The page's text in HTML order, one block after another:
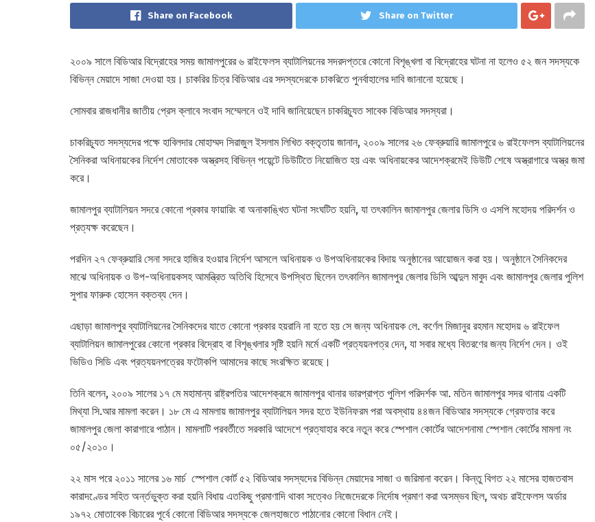
Share on Facebook Share on Twitter
২০০৯ সালে বিডিআর বিদ্রোহের সময় জামালপুরের ৬ রাইফেলস ব্যাটালিয়নের সদরদপ্তরে কোনো বিশৃঙ্খলা বা বিদ্রোহের ঘটনা না হলেও ৫২ জন সদস্যকে
বিভিন্ন মেয়াদে সাজা দেওয়া হয়। চাকরির চিত্র বিডিআর এর সদস্যদেরকে চাকরিতে পুনর্বাহালের দাবি জানানো হয়েছে।
সোমবার রাজধানীর জাতীয় প্রেস ক্লাবে সংবাদ সম্মেলনে ওই দাবি জানিয়েছেন চাকরিচ্যূত সাবেক বিডিআর সদস্যরা।
চাকরিচ্যূত সদস্যদের পক্ষে হাবিলদার মোহাম্মদ সিরাজুল ইসলাম লিখিত বক্তৃতায় জানান, ২০০৯ সালের ২৬ ফেব্রুয়ারি জামালপুরে ৬ রাইফেলস ব্যাটালিয়নের
সৈনিকরা অধিনায়কের নির্দেশ মোতাবেক অস্ত্রসহ বিভিন্ন পয়েন্টে ডিউটিতে নিয়োজিত হয় এবং অধিনায়কের আদেশক্রমেই ডিউটি শেষে অস্ত্রাগারে অস্ত্র জমা
করে।
জামালপুর ব্যাটালিয়ন সদরে কোনো প্রকার ফায়ারিং বা অনাকাঙ্খিত ঘটনা সংঘটিত হয়নি, যা তৎকালিন জামালপুর জেলার ডিসি ও এসপি মহোদয় পরিদর্শন ও
প্রত্যক্ষ করেছেন।
পরদিন ২৭ ফেব্রুয়ারি সেনা সদরে হাজির হওয়ার নির্দেশ আসলে অধিনায়ক ও উপঅধিনায়কের বিদায় অনুষ্ঠানের আয়োজন করা হয়। অনুষ্ঠানে সৈনিকদের
মাঝে অধিনায়ক ও উপ-অধিনায়কসহ আমন্ত্রিত অতিথি হিসেবে উপস্থিত ছিলেন তৎকালিন জামালপুর জেলার ডিসি আব্দুল মাবুদ এবং জামালপুর জেলার পুলিশ
সুপার ফারুক হোসেন বক্তব্য দেন।
এছাড়া জামালপুর ব্যাটালিয়নের সৈনিকদের যাতে কোনো প্রকার হয়রানি না হতে হয় সে জন্য অধিনায়ক লে. কর্ণেল মিজানুর রহমান মহোদয় ৬ রাইফেল
ব্যাটালিয়ন জামালপুরের কোনো প্রকার বিদ্রোহ বা বিশৃঙ্খলার সৃষ্টি হয়নি মর্মে একটি প্রত্যয়নপত্র দেন, যা সবার মধ্যে বিতরণের জন্য নির্দেশ দেন। ওই
ভিডিও সিডি এবং প্রত্যয়নপত্রের ফটোকপি আমাদের কাছে সংরক্ষিত রয়েছে।
তিনি বলেন, ২০০৯ সালের ১৭ মে মহামান্য রাষ্ট্রপতির আদেশক্রমে জামালপুর থানার ভারপ্রাপ্ত পুলিশ পরিদর্শক আ. মতিন জামালপুর সদর থানায় একটি
মিথ্যা সি.আর মামলা করেন। ১৮ মে এ মামলায় জামালপুর ব্যাটালিয়ন সদর হতে ইউনিফরম পরা অবস্থায় ৪৪জন বিডিআর সদস্যকে গ্রেফতার করে
জামালপুর জেলা কারাগারে পাঠান। মামলাটি পরবর্তীতে সরকারি আদেশে প্রত্যাহার করে নতুন করে স্পেশাল কোর্টের আদেশনামা স্পেশাল কোর্টের মামলা নং
০৫/২০১০।
২২ মাস পরে ২০১১ সালের ১৬ মার্চ স্পেশাল কোর্ট ৫২ বিডিআর সদস্যদের বিভিন্ন মেয়াদের সাজা ও জরিমানা করেন। কিন্তু বিগত ২২ মাসের হাজতবাস
কারাদণ্ডের সহিত অর্ন্তভুক্ত করা হয়নি বিধায় এতকিছু প্রমাণাদি থাকা সত্বেও নিজেদেরকে নির্দোষ প্রমাণ করা অসম্ভব ছিল, অথচ রাইফেলস অর্ডার
১৯৭২ মোতাবেক বিচারের পূর্বে কোনো বিডিআর সদস্যকে জেলহাজতে পাঠানোর কোনো বিধান নেই।